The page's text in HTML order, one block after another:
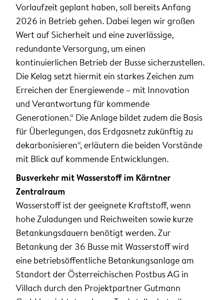
Vorlaufzeit geplant haben, soll bereits Anfang
2026 in Betrieb gehen. Dabei legen wir großen
Wert auf Sicherheit und eine zuverlässige,
redundante Versorgung, um einen
kontinuierlichen Betrieb der Busse sicherzustellen.
Die Kelag setzt hiermit ein starkes Zeichen zum
Erreichen der Energiewende – mit Innovation
und Verantwortung für kommende
Generationen.“ Die Anlage bildet zudem die Basis
für Überlegungen, das Erdgasnetz zukünftig zu
dekarbonisieren“, erläutern die beiden Vorstände
mit Blick auf kommende Entwicklungen.
Busverkehr mit Wasserstoff im Kärntner
Zentralraum
Wasserstoff ist der geeignete Kraftstoff, wenn
hohe Zuladungen und Reichweiten sowie kurze
Betankungsdauern benötigt werden. Zur
Betankung der 36 Busse mit Wasserstoff wird
eine betriebsöffentliche Betankungsanlage am
Standort der Österreichischen Postbus AG in
Villach durch den Projektpartner Gutmann